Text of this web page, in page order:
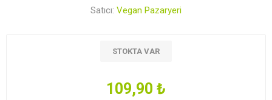
Satıcı: Vegan Pazaryeri
STOKTA VAR
109,90 ₺